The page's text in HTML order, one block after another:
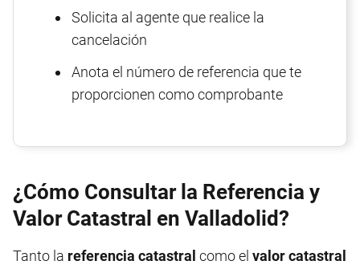
Solicita al agente que realice la
cancelación
Anota el número de referencia que te
proporcionen como comprobante
¿Cómo Consultar la Referencia y
Valor Catastral en Valladolid?
Tanto la referencia catastral como el valor catastral